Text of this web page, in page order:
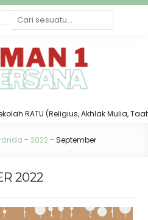
RATU (Religius, Akhlak Mulia, Taat
- 2022 - September
2022